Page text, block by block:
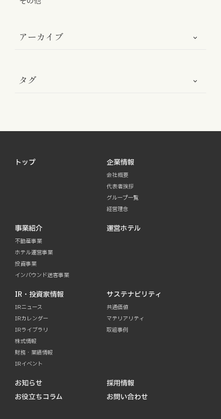
採用情報
お問い合わせ
アーカイブ
タグ
トップ 企業情報
会社概要
代表者挨拶
グループ一覧
経営理念
事業紹介
不動産事業
ホテル運営事業
投資事業
インバウンド送客事業
運営ホテル
IR・投資家情報
IRニュース
IRカレンダー
IRライブラリ
株式情報
財務・業績情報
IRイベント
サステナビリティ
共通価値
マテリアリティ
取組事例
お知らせ
お役立ちコラム
採用情報
お問い合わせ